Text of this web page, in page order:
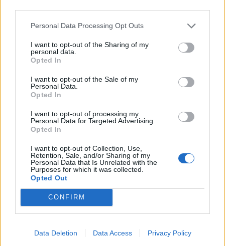
Personal Data Processing Opt Outs
I want to opt-out of the Sharing of my
personal data.
Opted In
I want to opt-out of the Sale of my
Personal Data.
Opted In
I want to opt-out of processing my
Personal Data for Targeted Advertising.
Opted In
I want to opt-out of Collection, Use,
Retention, Sale, and/or Sharing of my
Personal Data that Is Unrelated with the
Purposes for which it was collected.
Opted Out
CONFIRM
Data Deletion Data Access Privacy Policy
καταγγελία του παθόντος, προκειμένου ν
ασκηθεί ποινική δίωξη κατά του δράστη)
απαγορεύεται η σύλληψη του επ αυτοφώρω
δράστη, αν δεν προηγηθεί η κατά νόμον (άρθ.
παθόντος εντός του χρόνου που διαρκεί το
αυτόφωρο.
ΤΑ ΔΙΚΑΙΩΜΑΤΑ ΜΑΣ:
Μπορεί να συλληφθούμε και να οδηγηθούμε στο
αστυνομικό τμήμα κάτω απ την δικαιολογία ότι
έχει διαπραχτεί κάποιο αυτόφωρο έγκλημα.
διαμαρτυρόμαστε έντονα.